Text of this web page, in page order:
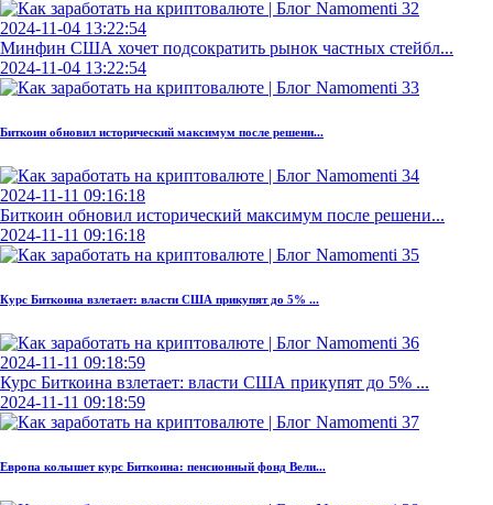
2024-11-04 13:22:54
Минфин США хочет подсократить рынок частных стейбл...
2024-11-04 13:22:54
Биткоин обновил исторический максимум после решени...
2024-11-11 09:16:18
Биткоин обновил исторический максимум после решени...
2024-11-11 09:16:18
Курс Биткоина взлетает: власти США прикупят до 5% ...
2024-11-11 09:18:59
Курс Биткоина взлетает: власти США прикупят до 5% ...
2024-11-11 09:18:59
Европа колышет курс Биткоина: пенсионный фонд Вели...